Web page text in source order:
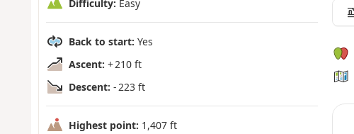
Difficulty: Easy
Back to start: Yes
Ascent: + 210 ft
Descent: - 223 ft
Highest point: 1,407 ft